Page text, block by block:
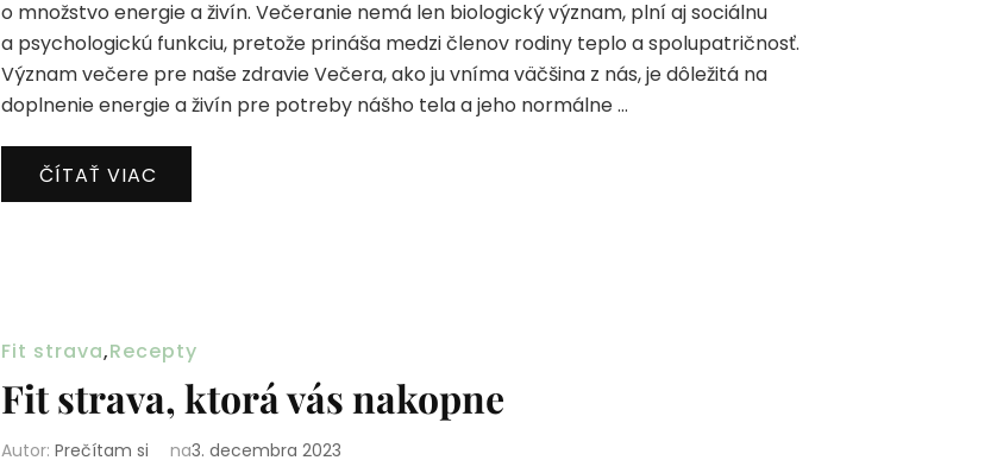
o množstvo energie a živín. Večeranie nemá len biologický význam, plní aj sociálnu
a psychologickú funkciu, pretože prináša medzi členov rodiny teplo a spolupatričnosť.
Význam večere pre naše zdravie Večera, ako ju vníma väčšina z nás, je dôležitá na
doplnenie energie a živín pre potreby nášho tela a jeho normálne …
ČÍTAŤ VIAC
Fit strava,Recepty
Fit strava, ktorá vás nakopne
Autor: Prečítam si na3. decembra 2023